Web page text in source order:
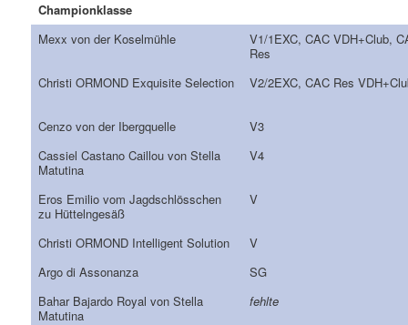
Championklasse
Mexx von der Koselmühle
V1/1EXC, CAC VDH+Club,
Res
Christi ORMOND Exquisite Selection
V2/2EXC, CAC Res
Cenzo von der Ibergquelle
V3
Cassiel Castano Caillou von Stella
Matutina
V4
Eros Emilio vom Jagdschlösschen
zu Hüttelngesäß
V
Christi ORMOND Intelligent Solution
V
Argo di Assonanza
SG
Bahar Bajardo Royal von Stella
Matutina
fehlte